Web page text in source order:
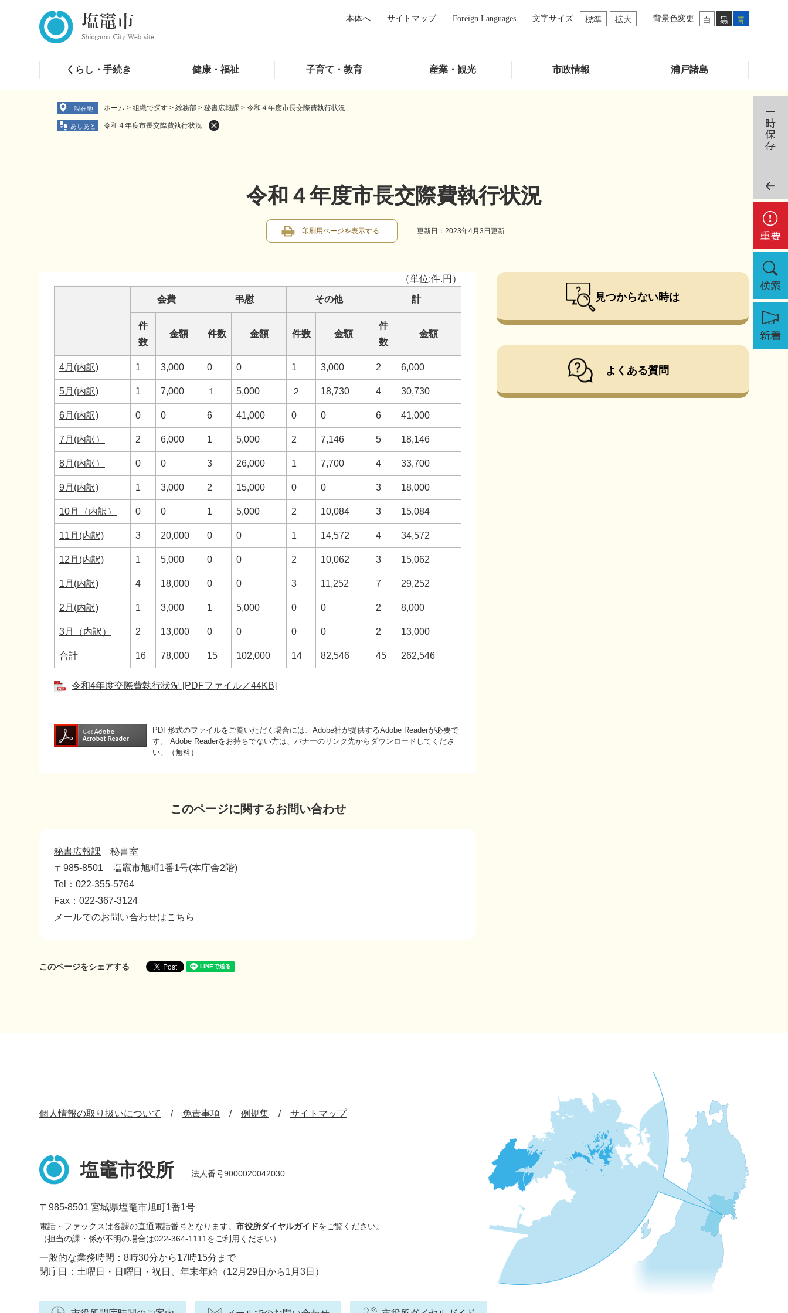
本体へ サイトマップ Foreign Languages 文字サイズ 標準 拡大 背景色変更 白 黒 青
くらし・手続き 健康・福祉 子育て・教育 産業・観光 市政情報 浦戸諸島
現在地 ホーム > 組織で探す > 総務部 > 秘書広報課 > 令和４年度市長交際費執行状況
令和４年度市長交際費執行状況
令和４年度市長交際費執行状況
印刷用ページを表示する 更新日：2023年4月3日更新
（単位:件.円）
会費 弔慰 その他 計
件
数
金額 件数 金額 件数 金額
件
数
金額
4月(内訳) 1 3,000 0 0 1 3,000 2 6,000
5月(内訳) 1 7,000 １ 5,000 ２ 18,730 4 30,730
6月(内訳) 0 0 6 41,000 0 0 6 41,000
7月(内訳） 2 6,000 1 5,000 2 7,146 5 18,146
8月(内訳） 0 0 3 26,000 1 7,700 4 33,700
9月(内訳) 1 3,000 2 15,000 0 0 3 18,000
10月（内訳） 0 0 1 5,000 2 10,084 3 15,084
11月(内訳) 3 20,000 0 0 1 14,572 4 34,572
12月(内訳) 1 5,000 0 0 2 10,062 3 15,062
1月(内訳) 4 18,000 0 0 3 11,252 7 29,252
2月(内訳) 1 3,000 1 5,000 0 0 2 8,000
3月（内訳） 2 13,000 0 0 0 0 2 13,000
合計 16 78,000 15 102,000 14 82,546 45 262,546
令和4年度交際費執行状況 [PDFファイル／44KB]
PDF形式のファイルをご覧いただく場合には、Adobe社が提供するAdobe Readerが必要で
す。
Adobe Readerをお持ちでない方は、バナーのリンク先からダウンロードしてくださ
い。（無料）
このページに関するお問い合わせ
秘書広報課
秘書室
〒985-8501
塩竈市旭町1番1号(本庁舎2階)
Tel：022-355-5764
Fax：022-367-3124
メールでのお問い合わせはこちら
このページをシェアする
見つからない時は
よくある質問
個人情報の取り扱いについて 免責事項 例規集 サイトマップ
塩竈市役所 法人番号9000020042030
〒985-8501 宮城県塩竈市旭町1番1号
電話・ファックスは各課の直通電話番号となります。 市役所ダイヤルガイドをご覧ください。
（担当の課・係が不明の場合は022-364-1111をご利用ください）
一般的な業務時間：8時30分から17時15分まで
閉庁日：土曜日・日曜日・祝日、年末年始（12月29日から1月3日）